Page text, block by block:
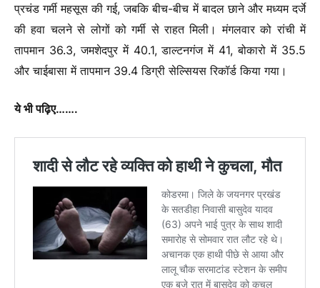
प्रचंड गर्मी महसूस की गई, जबकि बीच-बीच में बादल छाने और मध्यम दर्जे
की हवा चलने से लोगों को गर्मी से राहत मिली।मंगलवार को रांची में
तापमान 36.3, जमशेदपुर में 40.1, डाल्टनगंज में 41, बोकारो में 35.5
और चाईबासा में तापमान 39.4 डिग्री सेल्सियस रिकॉर्डकिया गया।
ये भी पढ़िए…….